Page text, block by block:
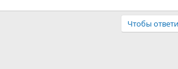
Чтобы